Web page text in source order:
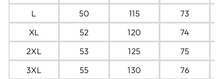
L
50 115
73
XL
52 120
74
2XL
53 125
75
3XL
55 130 76